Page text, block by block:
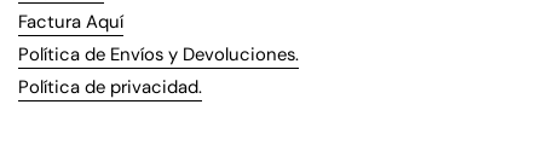
Factura Aquí
Política de Envíos y Devoluciones.
Política de privacidad.